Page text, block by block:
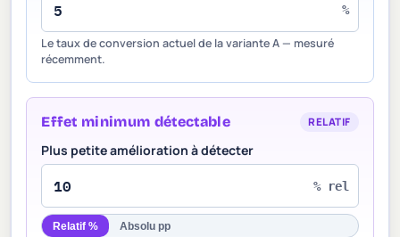
%
Le taux de conversion actuel de la variante A — mesuré
récemment.
Effet minimum détectable RELATIF
Plus petite amélioration à détecter
% rel
Relatif % Absolu pp